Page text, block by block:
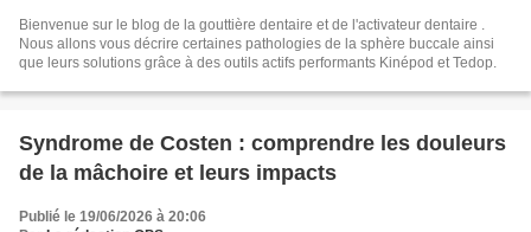
Bienvenue sur le blog de la gouttière dentaire et de l'activateur dentaire .
Nous allons vous décrire certaines pathologies de la sphère buccale ainsi
que leurs solutions grâce à des outils actifs performants Kinépod et Tedop.
Syndrome de Costen : comprendre les douleurs
de la mâchoire et leurs impacts
Publié le 19/06/2026 à 20:06